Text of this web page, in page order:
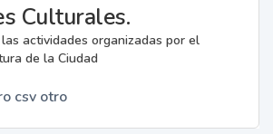
Culturales.
actividades organizadas por el
de la Ciudad
csv otro